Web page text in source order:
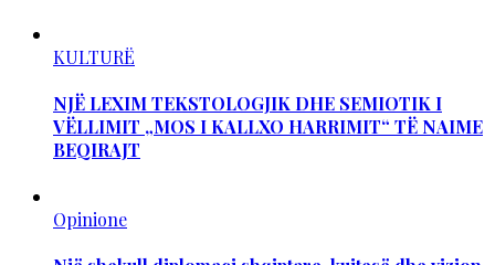
KULTURË
NJË LEXIM TEKSTOLOGJIK DHE SEMIOTIK I
VËLLIMIT „MOS I KALLXO HARRIMIT“ TË NAIME
BEQIRAJT
Opinione